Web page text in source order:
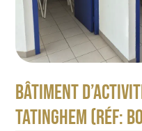
BÂTIMENT
TATINGHEM (RÉF: